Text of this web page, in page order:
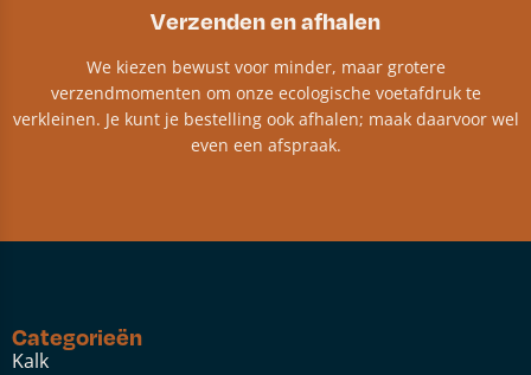
Verzenden en afhalen
We kiezen bewust voor minder, maar grotere
verzendmomenten om onze ecologische voetafdruk te
verkleinen. Je kunt je bestelling ook afhalen; maak daarvoor wel
even een afspraak.
Categorieën
Kalk